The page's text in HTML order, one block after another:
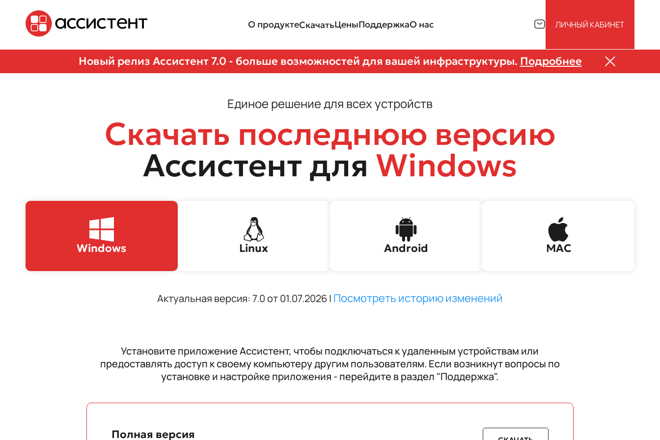
О продуктеСкачатьЦеныПоддержкаО нас ЛИЧНЫЙ КАБИНЕТ
Новый релиз Ассистент 7.0 - больше возможностей для вашей инфраструктуры. Подробнее
Единое решение для всех устройств
Скачать последнюю версию
Ассистент для Windows
Windows Linux Android MAC
Актуальная версия: 7.0 от 01.07.2026| Посмотреть историю изменений
Установите приложение Ассистент, чтобы подключаться к удаленным устройствам или
предоставлять доступ к своему компьютеру другим пользователям. Если возникнут вопросы по
установке и настройке приложения - перейдите в раздел "Поддержка".
Полная версия